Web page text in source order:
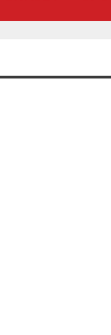
FALYALI